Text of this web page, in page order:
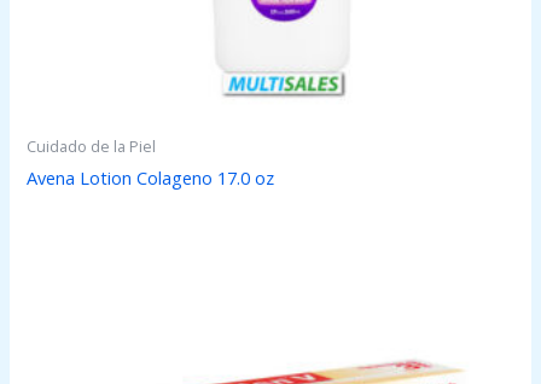
Cuidado de la Piel
Avena Lotion Colageno 17.0 oz